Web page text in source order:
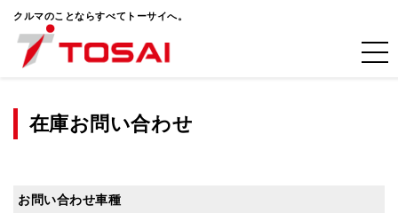
クルマのことならすべてトーサイへ。
在庫お問い合わせ
お問い合わせ車種